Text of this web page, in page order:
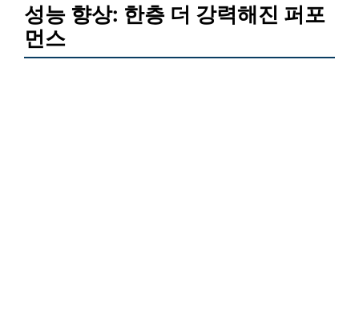
성능 향상: 한층 더 강력해진 퍼포
먼스